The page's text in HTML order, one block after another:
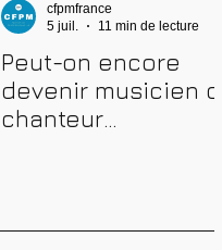
Peut-on encore
devenir musicien ou
chanteur
à éviter
cfpmfrance
5 juil.
11 min de lecture